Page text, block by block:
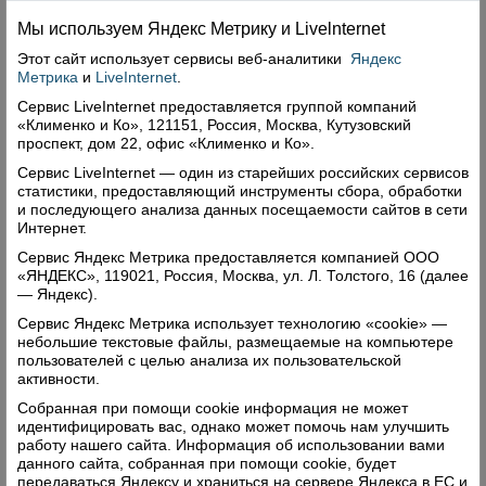
Фото автора
Поделиться
Комментарии (0)
Свежий номер
Мы используем Яндекс Метрику и Livelnternet
Этот сайт использует сервисы веб-аналитики
Яндекс
Метрика и LiveInternet
Сервис LiveInternet предоставляется группой компаний
«Клименко и Ко», 121151, Россия, Москва, Кутузовский
проспект, дом 22, офис «Клименко и Ко».
Сервис LiveInternet — один из старейших российских сервисов
статистики, предоставляющий инструменты сбора, обработки
и последующего анализа данных посещаемости сайтов в сети
Интернет.
Сервис Яндекс Метрика предоставляется компанией ООО
«ЯНДЕКС», 119021, Россия, Москва, ул. Л. Толстого, 16 (далее
— Яндекс).
Сервис Яндекс Метрика использует технологию «cookie» —
небольшие текстовые файлы, размещаемые на компьютере
пользователей с целью анализа их пользовательской
активности.
Собранная при помощи cookie информация не может
идентифицировать вас, однако может помочь нам улучшить
работу нашего сайта. Информация об использовании вами
данного сайта, собранная при помощи cookie, будет
передаваться Яндексу и храниться на сервере Яндекса в ЕС и